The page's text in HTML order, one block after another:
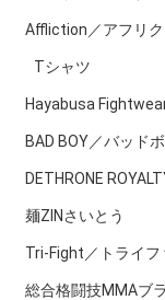
Affliction／アフリ
Tシャツ
Hayabusa
BAD BOY／バッド
DETHRONE
麺ZINさいとう
Tri-Fight／トライフ
総合格闘技MMAブ